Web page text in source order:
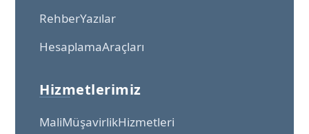
Rehber Yazılar
Hesaplama Araçları
Hizmetlerimiz
Mali Müşavirlik Hizmetleri